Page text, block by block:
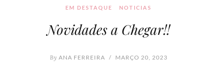
EM DESTAQUE NOTICIAS
Novidades a Chegar!!
By ANA FERREIRA / MARÇO 20, 2023